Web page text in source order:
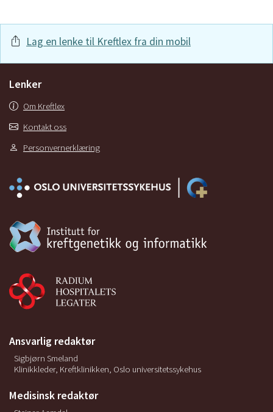
Lag en lenke til Kreftlex fra din mobil
Lenker
Om Kreftlex
Kontakt oss
Personvernerklæring
Ansvarlig redaktør
Sigbjørn Smeland
Klinikkleder, Kreftklinikken, Oslo universitetssykehus
Medisinsk redaktør